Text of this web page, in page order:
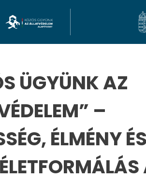
ÜGYÜNK AZ
–
ÉLMÉNY